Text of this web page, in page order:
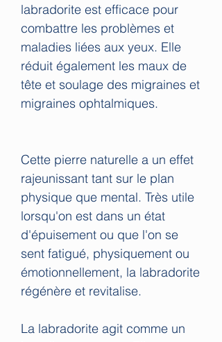
labradorite est efficace pour
combattre les problèmes et
maladies liées aux yeux. Elle
réduit également les maux de
tête et soulage des migraines et
migraines ophtalmiques.
Cette pierre naturelle a un effet
rajeunissant tant sur le plan
physique que mental. Très utile
lorsqu'on est dans un état
d'épuisement ou que l'on se
sent fatigué, physiquement ou
émotionnellement, la labradorite
régénère et revitalise.
La labradorite agit comme un